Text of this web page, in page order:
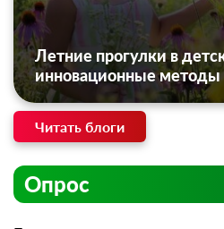
Летние прогулки в
инновационные методы
Читать блоги
Опрос